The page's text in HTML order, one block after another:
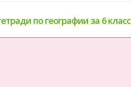
по географии за 6 класс